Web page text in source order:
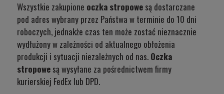
Wszystkie zakupione oczka stropowe są dostarczane
pod adres wybrany przez Państwa w terminie do 10 dni
roboczych, jednakże czas ten może zostać nieznacznie
wydłużony w zależności od aktualnego obłożenia
produkcji i sytuacji niezależnych od nas. Oczka
stropowe są wysyłane za pośrednictwem firmy
kurierskiej FedEx lub DPD.